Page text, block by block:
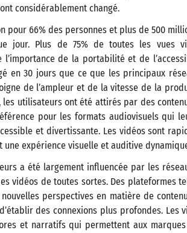
considérablement changé.
pour 66% des personnes et plus de 500
jour. Plus de 75% de toutes les vues
de la portabilité et de
en 30 jours que ce que les principaux
de l’ampleur et de la vitesse de la
les utilisateurs ont été attirés par des
pour les formats audiovisuels qui
et divertissante. Les vidéos sont
expérience visuelle et auditive
a été largement influencée par les
vidéos de toutes sortes. Des plateformes
perspectives en matière de
des connexions plus profondes. Les
et narratifs qui permettent aux